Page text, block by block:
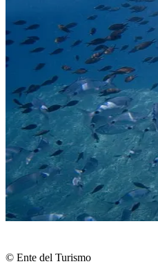
© Ente del Turismo